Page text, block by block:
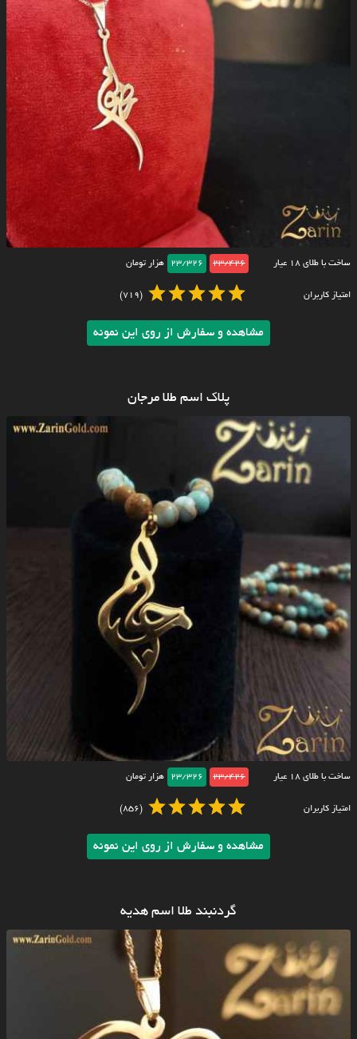
ساخت با طلای ۱۸ عیار 23/426
23/326 هزار تومان
امتیاز کاربران (719)
مشاهده و سفارش از روی این نمونه
پلاک اسم طلا مرجان
ساخت با طلای ۱۸ عیار 23/426
23/326 هزار تومان
امتیاز کاربران (856)
مشاهده و سفارش از روی این نمونه
گردنبند طلا اسم هدیه